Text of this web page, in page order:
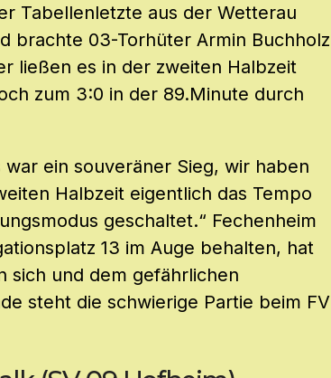
Tabellenletzte aus der Wetterau
brachte 03-Torhüter Armin Buchholz
ließen es in der zweiten Halbzeit
zum 3:0 in der 89.Minute durch
ein souveräner Sieg, wir haben
Halbzeit eigentlich das Tempo
geschaltet.“ Fechenheim
13 im Auge behalten, hat
sich und dem gefährlichen
steht die schwierige Partie beim FV